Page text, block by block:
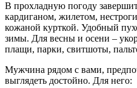
В прохладную погоду
кардиганом, жилетом,
кожаной курткой. Удобный
зимы. Для весны и осени –
плащи, парки, свитшоты,
Мужчина рядом с вами,
выглядеть достойно. Для него: